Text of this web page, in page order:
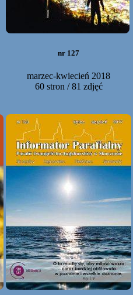
nr 127
marzec-kwiecień 2018
60 stron / 81 zdjęć